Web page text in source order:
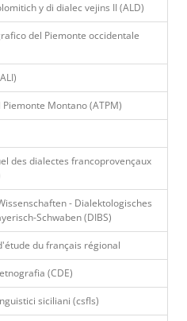
y di dialec vejins II (ALD)
del Piemonte occidentale
Montano (ATPM)
des dialectes francoprovençaux
- Dialektologisches
Schwaben (DIBS)
du français régional
(CDE)
siciliani (csfls)